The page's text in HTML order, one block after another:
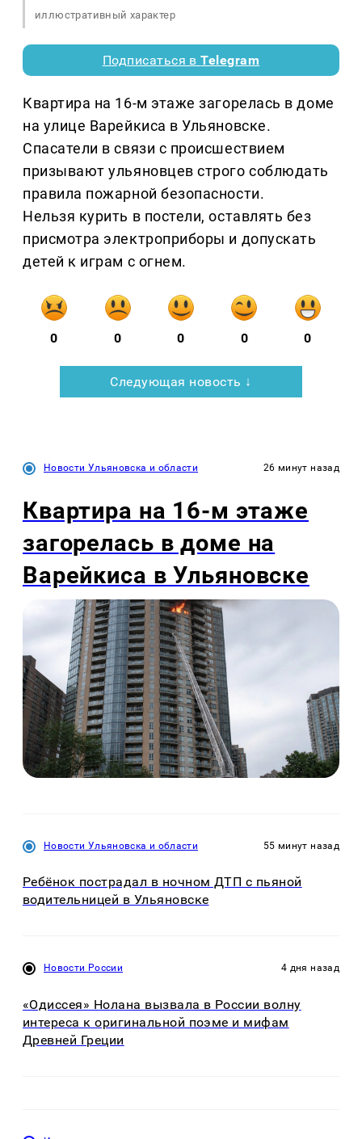
иллюстративный характер
Подписаться вTelegram
Квартира на 16-м этаже загорелась в доме
на улице Варейкиса в Ульяновске.
Спасатели в связи с происшествием
призывают ульяновцев строго соблюдать
правила пожарной безопасности.
Нельзя курить в постели, оставлять без
присмотра электроприборы и допускать
детей к играм с огнем.
0 0 0 0 0
Следующая новость ↓
Новости Ульяновска и области 26 минут назад
Квартира на 16-м этаже
загорелась в доме на
Варейкиса в Ульяновске
Новости Ульяновска и области 55 минут назад
Ребёнок пострадал в ночном ДТП с пьяной
водительницей в Ульяновске
Новости России 4 дня назад
«Одиссея» Нолана вызвала в России волну
интереса к оригинальной поэме и мифам
Древней Греции